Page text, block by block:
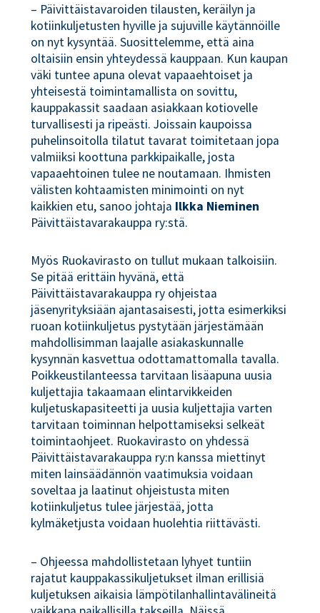
– Päivittäistavaroiden tilausten, keräilyn ja
kotiinkuljetusten hyville ja sujuville käytännöille
on nyt kysyntää. Suosittelemme, että aina
oltaisiin ensin yhteydessä kauppaan. Kun kaupan
väki tuntee apuna olevat vapaaehtoiset ja
yhteisestä toimintamallista on sovittu,
kauppakassit saadaan asiakkaan kotiovelle
turvallisesti ja ripeästi. Joissain kaupoissa
puhelinsoitolla tilatut tavarat toimitetaan jopa
valmiiksi koottuna parkkipaikalle, josta
vapaaehtoinen tulee ne noutamaan. Ihmisten
välisten kohtaamisten minimointi on nyt
kaikkien etu, sanoo johtaja Ilkka Nieminen
Päivittäistavarakauppa ry:stä.
Myös Ruokavirasto on tullut mukaan talkoisiin.
Se pitää erittäin hyvänä, että
Päivittäistavarakauppa ry ohjeistaa
jäsenyrityksiään ajantasaisesti, jotta esimerkiksi
ruoan kotiinkuljetus pystytään järjestämään
mahdollisimman laajalle asiakaskunnalle
kysynnän kasvettua odottamattomalla tavalla.
Poikkeustilanteessa tarvitaan lisäapuna uusia
kuljettajia takaamaan elintarvikkeiden
kuljetuskapasiteetti ja uusia kuljettajia varten
tarvitaan toiminnan helpottamiseksi selkeät
toimintaohjeet. Ruokavirasto on yhdessä
Päivittäistavarakauppa ry:n kanssa miettinyt
miten lainsäädännön vaatimuksia voidaan
soveltaa ja laatinut ohjeistusta miten
kotiinkuljetus tulee järjestää, jotta
kylmäketjusta voidaan huolehtia riittävästi.
– Ohjeessa mahdollistetaan lyhyet tuntiin
rajatut kauppakassikuljetukset ilman erillisiä
kuljetuksen aikaisia lämpötilanhallintavälineitä